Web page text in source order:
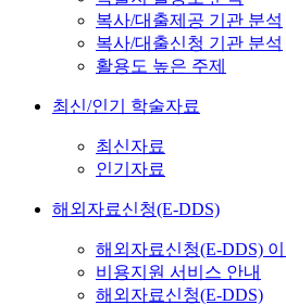
복사/대출제공 기관 분석
복사/대출신청 기관 분석
활용도 높은 주제
최신/인기 학술자료
최신자료
인기자료
해외자료신청(E-DDS)
해외자료신청(E-DDS)
비용지원 서비스 안내
해외자료신청(E-DDS)